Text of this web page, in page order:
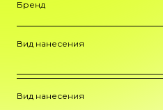
Бренд
Вид нанесения
Вид нанесения